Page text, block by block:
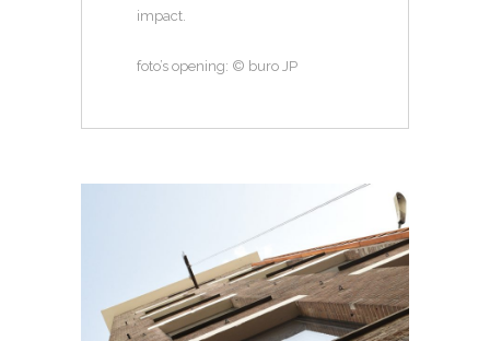
impact.
foto’s opening: © buro JP